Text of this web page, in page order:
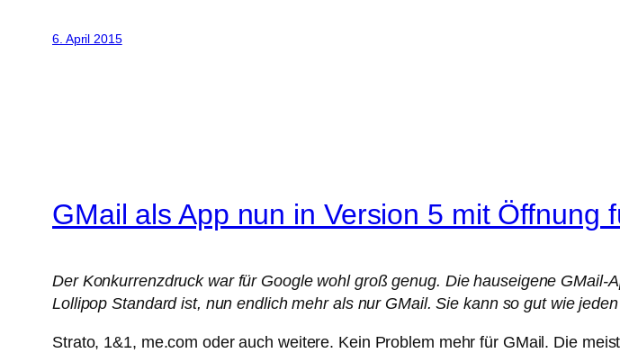
6. April 2015
GMail als App nun in Version 5 mit Öffnung
Der Konkurrenzdruck war für Google wohl groß genug. Die hauseigene
Lollipop Standard ist, nun endlich mehr als nur GMail. Sie kann so gut wie
Strato, 1&1, me.com oder auch weitere. Kein Problem mehr für GMail. Die